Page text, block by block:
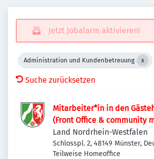
Jetzt Jobalarm aktivieren!
Administration und Kundenbetreuung
Suche zurücksetzen
Mitarbeiter*in in den
(Front Office & community
Land Nordrhein-Westfalen
Schlosspl. 2, 48149 Münster,
Teilweise Homeoffice